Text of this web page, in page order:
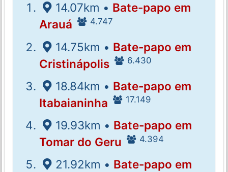
14.07km • Bate-papo em
Arauá
4.747
14.75km • Bate-papo em
Cristinápolis
6.430
18.84km • Bate-papo em
Itabaianinha
17.149
19.93km • Bate-papo em
Tomar do Geru
4.394
21.92km • Bate-papo em